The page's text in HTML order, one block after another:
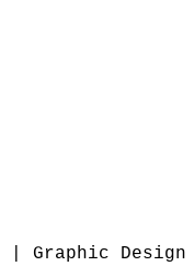
Graphic Design